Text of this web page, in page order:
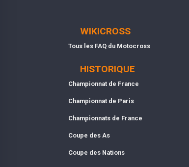
WIKICROSS
Tous les FAQ du Motocross
HISTORIQUE
Championnat de France
Championnat de Paris
Championnats de France
Coupe des As
Coupe des Nations